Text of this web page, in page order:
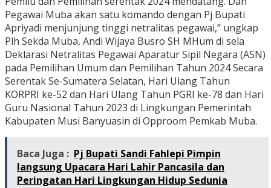
Pegawai Muba akan satu komando dengan Pj Bupati
Apriyadi menjunjung tinggi netralitas pegawai,” ungkap
Plh Sekda Muba, Andi Wijaya Busro SH MHum di sela
Deklarasi Netralitas Pegawai Aparatur Sipil Negara (ASN)
pada Pemilihan Umum dan Pemilihan Tahun 2024 Secara
Serentak Se-Sumatera Selatan, Hari Ulang Tahun
KORPRI ke-52 dan Hari Ulang Tahun PGRI ke-78 dan Hari
Guru Nasional Tahun 2023 di Lingkungan Pemerintah
Kabupaten Musi Banyuasin di Opproom Pemkab Muba.
Baca Juga : Pj Bupati Sandi Fahlepi Pimpin
langsung Upacara Hari Lahir Pancasila dan
Peringatan Hari Lingkungan Hidup Sedunia